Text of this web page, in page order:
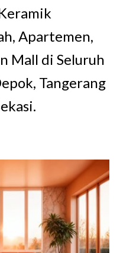
Apartemen,
Mall di Seluruh
Tangerang